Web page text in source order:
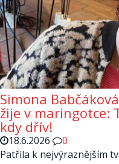
Simona
žije v maringotce:
kdy dřív!
18.6.2026
0
Patřila k nejvýraznějším